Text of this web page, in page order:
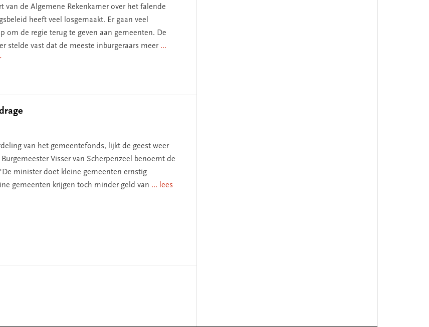
van de Algemene Rekenkamer over het falende
heeft veel losgemaakt. Er gaan veel
om de regie terug te geven aan gemeenten. De
stelde vast dat de meeste inburgeraars meer ...
van het gemeentefonds, lijkt de geest weer
Visser van Scherpenzeel benoemt de
minister doet kleine gemeenten ernstig
gemeenten krijgen toch minder geld van ... lees